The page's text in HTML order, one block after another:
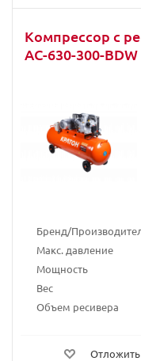
Компрессор с
AC-630-300-BDW
Бренд/
Макс. давление
Мощность
Вес
Объем ресивера
Отложить